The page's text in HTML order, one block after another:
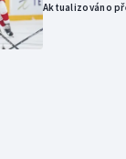
Aktualizováno